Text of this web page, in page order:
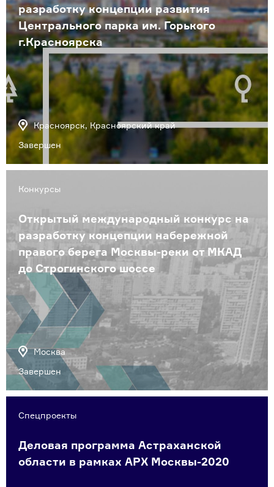
разработку концепции развития
Центрального парка им. Горького
г.Красноярска
Красноярск, Красноярский край
Завершен
Конкурсы
Открытый международный конкурс на
разработку концепции набережной
правого берега Москвы-реки от МКАД
до Строгинского шоссе
Москва
Завершен
Спецпроекты
Деловая программа Астраханской
области в рамках АРХ Москвы-2020